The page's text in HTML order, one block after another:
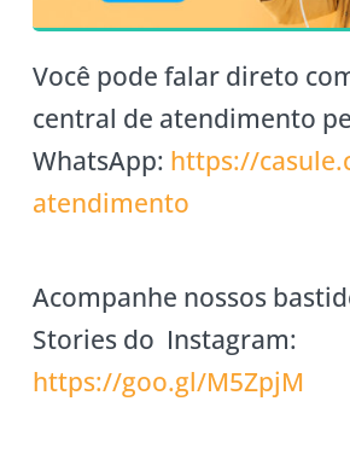
Você pode falar direto
central de atendimento
WhatsApp: https://casule
atendimento
Acompanhe nossos
Stories do Instagram:
https://goo.gl/M5ZpjM